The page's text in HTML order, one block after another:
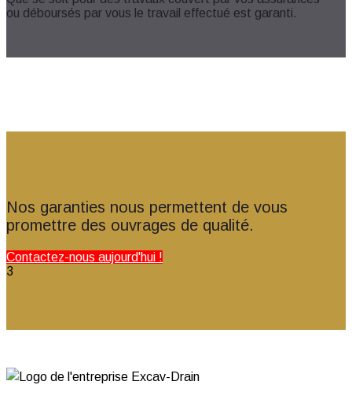
ou déboursés par vous le travail effectué est garanti.
Nos garanties nous permettent de vous
promettre des ouvrages de qualité.
Contactez-nous aujourd'hui !
3